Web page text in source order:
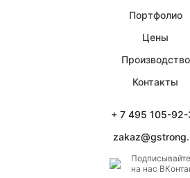
Портфолио
Цены
Производство
Контакты
+ 7 495 105-92-
на наc